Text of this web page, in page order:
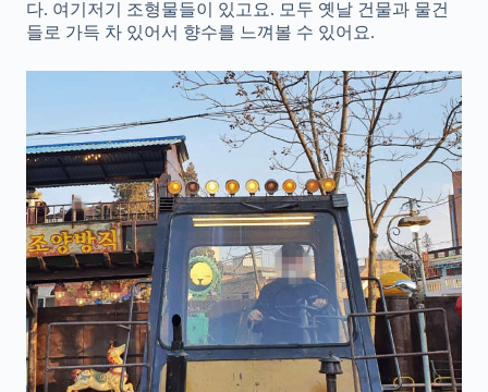
다. 여기저기 조형물들이 있고요. 모두 옛날 건물과 물건
들로 가득 차 있어서 향수를 느껴볼 수 있어요.